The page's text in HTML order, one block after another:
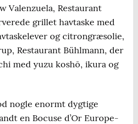
Valenzuela, Restaurant
grillet havtaske med
og citrongræsolie,
Restaurant Bühlmann, der
med yuzu koshō, ikura og
nogle enormt dygtige
en Bocuse d’Or Europe-